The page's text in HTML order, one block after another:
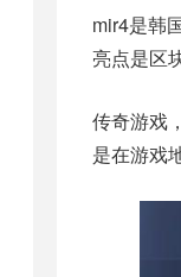
mir4是韩
亮点是区
传奇游戏
是在游戏